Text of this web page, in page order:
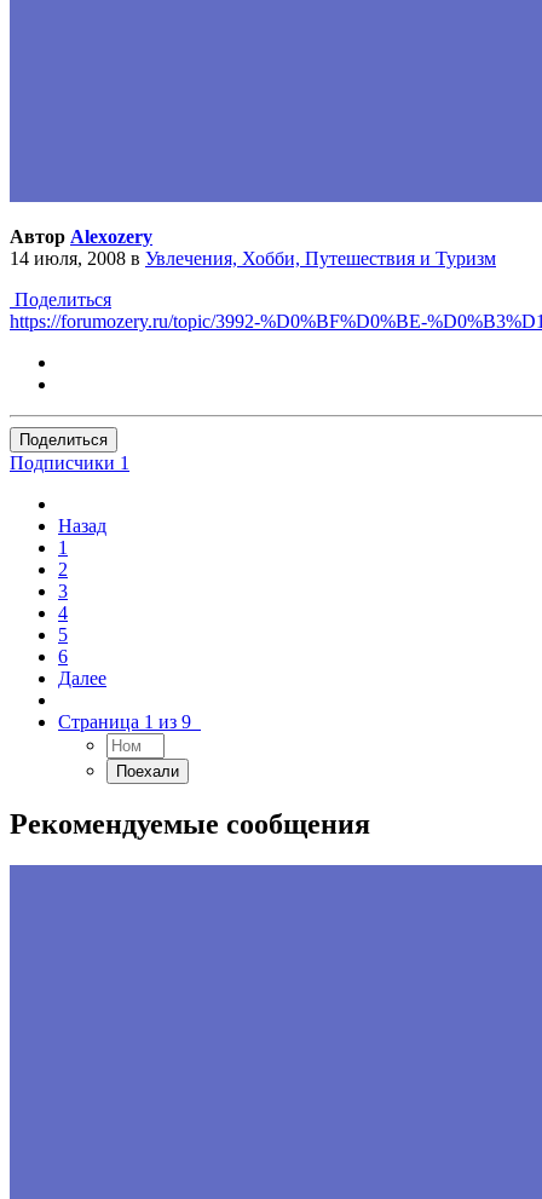
Автор Alexozery
14 июля, 2008 в Увлечения, Хобби, Путешествия и Туризм
Поделиться
https://forumozery.ru/topic/3992-%D0%BF%D0%BE-
Поделиться
Подписчики 1
Назад
1
2
3
4
5
6
Далее
Страница 1 из 9
Рекомендуемые сообщения